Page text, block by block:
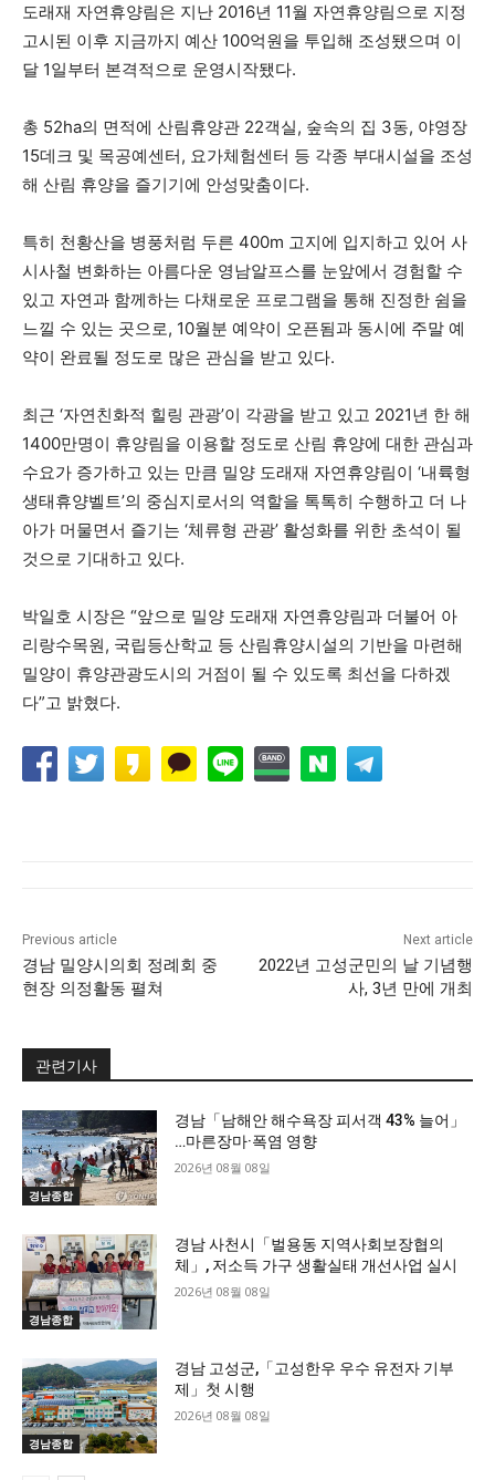
도래재 자연휴양림은 지난 2016년 11월 자연휴양림으로 지정
고시된 이후 지금까지 예산 100억원을 투입해 조성됐으며 이
달 1일부터 본격적으로 운영시작됐다.
총 52ha의 면적에 산림휴양관 22객실, 숲속의 집 3동, 야영장
15데크 및 목공예센터, 요가체험센터 등 각종 부대시설을 조성
해 산림 휴양을 즐기기에 안성맞춤이다.
특히 천황산을 병풍처럼 두른 400m 고지에 입지하고 있어 사
시사철 변화하는 아름다운 영남알프스를 눈앞에서 경험할 수
있고 자연과 함께하는 다채로운 프로그램을 통해 진정한 쉼을
느낄 수 있는 곳으로, 10월분 예약이 오픈됨과 동시에 주말 예
약이 완료될 정도로 많은 관심을 받고 있다.
최근 ‘자연친화적 힐링 관광’이 각광을 받고 있고 2021년 한 해
1400만명이 휴양림을 이용할 정도로 산림 휴양에 대한 관심과
수요가 증가하고 있는 만큼 밀양 도래재 자연휴양림이 ‘내륙형
생태휴양벨트’의 중심지로서의 역할을 톡톡히 수행하고 더 나
아가 머물면서 즐기는 ‘체류형 관광’ 활성화를 위한 초석이 될
것으로 기대하고 있다.
박일호 시장은 “앞으로 밀양 도래재 자연휴양림과 더불어 아
리랑수목원, 국립등산학교 등 산림휴양시설의 기반을 마련해
밀양이 휴양관광도시의 거점이 될 수 있도록 최선을 다하겠
다”고 밝혔다.
Previous article
경남 밀양시의회 정례회 중
현장 의정활동 펼쳐
Next article
2022년 고성군민의 날 기념행
사, 3년 만에 개최
관련기사
경남종합
경남「남해안 해수욕장 피서객 43% 늘어」
…마른장마·폭염 영향
2026년 08월 08일
경남종합
경남 사천시「벌용동 지역사회보장협의
체」, 저소득 가구 생활실태 개선사업 실시
2026년 08월 08일
경남종합
경남 고성군,「고성한우 우수 유전자 기부
제」첫 시행
2026년 08월 08일